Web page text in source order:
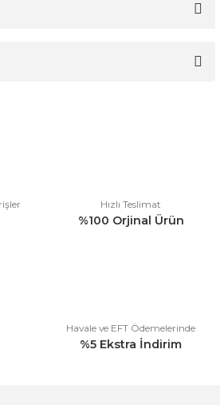
bilgiler bulunuyor.
Hızlı Teslimat
%100 Orjinal Ürün
Havale ve EFT Ödemelerinde
%5 Ekstra İndirim